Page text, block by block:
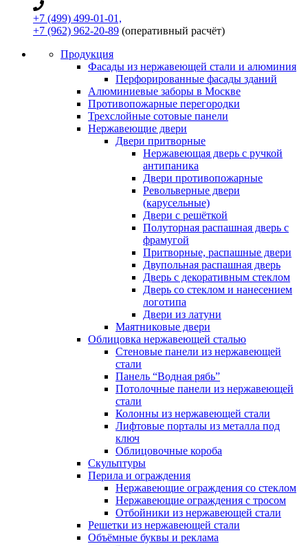
+7 (499) 499-01-01,
+7 (962) 962-20-89 (оперативный расчёт)
Продукция
Фасады из нержавеющей стали и алюминия
Перфорированные фасады зданий
Алюминиевые заборы в Москве
Противопожарные перегородки
Трехслойные сотовые панели
Нержавеющие двери
Двери притворные
Нержавеющая дверь с ручкой
антипаника
Двери противопожарные
Револьверные двери
(карусельные)
Двери с решёткой
Полуторная распашная дверь с
фрамугой
Притворные, распашные двери
Двупольная распашная дверь
Дверь с декоративным стеклом
Дверь со стеклом и нанесением
логотипа
Двери из латуни
Маятниковые двери
Облицовка нержавеющей сталью
Стеновые панели из нержавеющей
стали
Панель “Водная рябь”
Потолочные панели из нержавеющей
стали
Колонны из нержавеющей стали
Лифтовые порталы из металла под
ключ
Облицовочные короба
Скульптуры
Перила и ограждения
Нержавеющие ограждения со стеклом
Нержавеющие ограждения с тросом
Отбойники из нержавеющей стали
Решетки из нержавеющей стали
Объёмные буквы и реклама